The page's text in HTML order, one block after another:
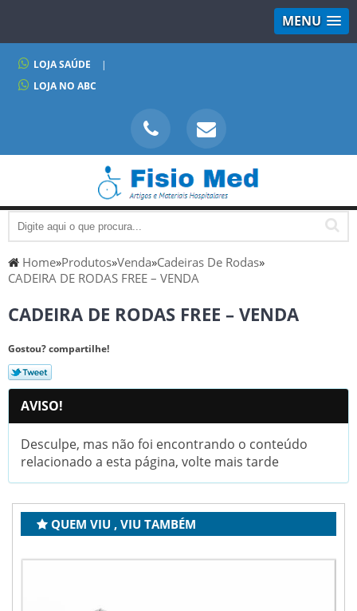
MENU
LOJA SAÚDE
|
LOJA NO ABC
Home»Produtos»Venda»Cadeiras De Rodas»
CADEIRA DE RODAS FREE – VENDA
CADEIRA DE RODAS FREE – VENDA
Gostou? compartilhe!
AVISO!
Desculpe, mas não foi encontrando o conteúdo
relacionado a esta página, volte mais tarde
QUEM VIU , VIU TAMBÉM